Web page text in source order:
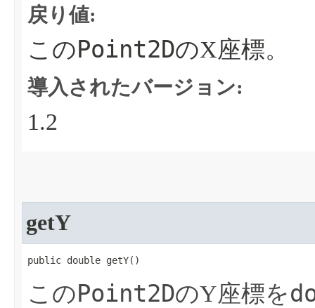
戻り値:
このPoint2DのX座標。
導入されたバージョン:
1.2
getY
public double getY​()
このPoint2DのY座標を